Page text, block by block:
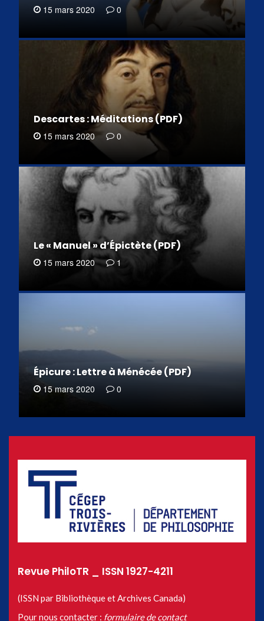
15 mars 2020 0
Descartes : Méditations (PDF)
15 mars 2020 0
Le « Manuel » d’Épictète (PDF)
15 mars 2020 1
Épicure : Lettre à Ménécée (PDF)
15 mars 2020 0
Revue PhiloTR _ ISSN 1927-4211
(ISSN par Bibliothèque et Archives Canada)
Pour nous contacter : formulaire de contact